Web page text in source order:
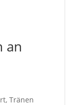
an
Tränen